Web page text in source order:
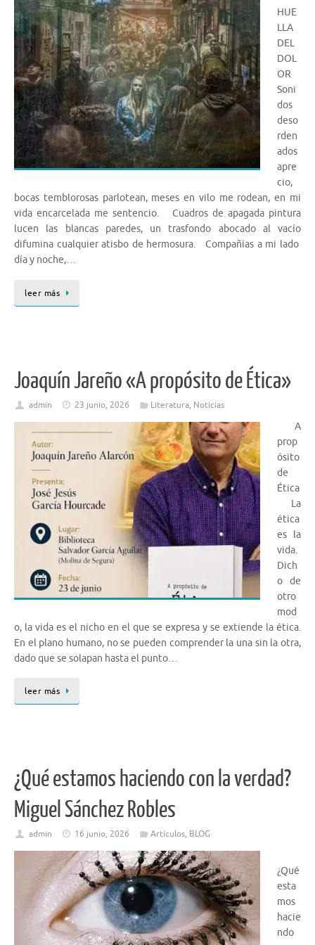
HUE
LLA
DEL
DOL
OR
Soni
dos
deso
rden
ados
apre
cio,
bocas temblorosas parlotean, meses en vilo me rodean, en mi
vida encarcelada me sentencio. Cuadros de apagada pintura
lucen las blancas paredes, un trasfondo abocado al vacío
difumina cualquier atisbo de hermosura. Compañías a mi lado
día y noche,…
leer más
Joaquín Jareño «A propósito de Ética»
admin 23 junio, 2026 Literatura, Noticias
A
prop
ósito
de
Ética
La
ética
es la
vida.
Dich
o de
otro
mod
o, la vida es el nicho en el que se expresa y se extiende la ética.
En el plano humano, no se pueden comprender la una sin la otra,
dado que se solapan hasta el punto…
leer más
¿Qué estamos haciendo con la verdad?
Miguel Sánchez Robles
admin 16 junio, 2026 Artículos, BLOG
¿Qué
esta
mos
hacie
ndo